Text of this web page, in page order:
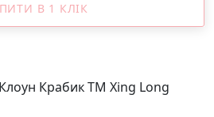
В 1 КЛІК
Крабик ТМ Xing Long